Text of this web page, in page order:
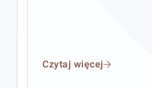
Czytaj więcej